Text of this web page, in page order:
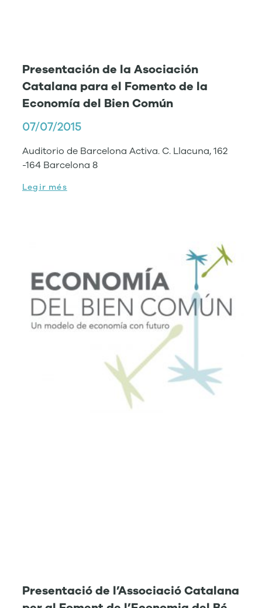
Presentación de la Asociación
Catalana para el Fomento de la
Economía del Bien Común
07/07/2015
Auditorio de Barcelona Activa. C. Llacuna, 162
-164 Barcelona 8
Legir més
Presentació de l’Associació Catalana